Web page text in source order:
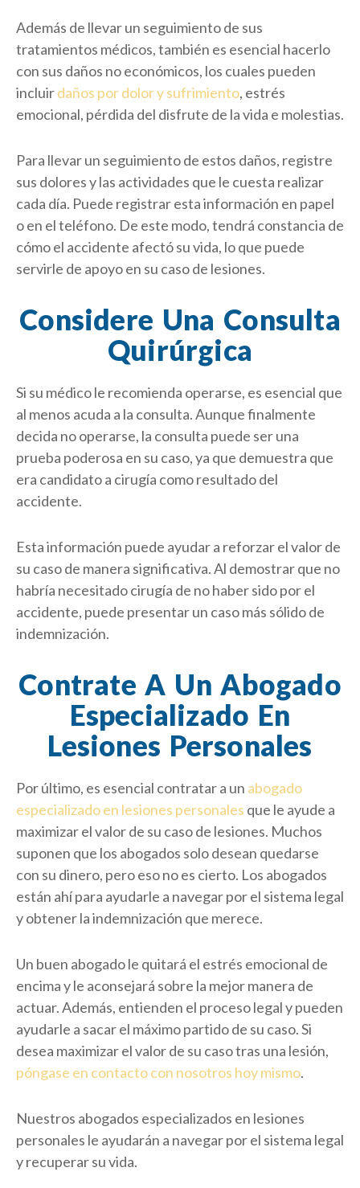
Además de llevar un seguimiento de sus
tratamientos médicos, también es esencial hacerlo
con sus daños no económicos, los cuales pueden
incluirdaños por dolor y sufrimiento, estrés
emocional, pérdida del disfrute de la vida e molestias.
Para llevar un seguimiento de estos daños, registre
sus dolores y las actividades que le cuesta realizar
cada día. Puede registrar esta información en papel
o en el teléfono. De este modo, tendrá constancia de
cómo el accidente afectó su vida, lo que puede
servirle de apoyo en su caso de lesiones.
Considere Una Consulta
Quirúrgica
Si su médico le recomienda operarse, es esencial que
al menos acuda a la consulta. Aunque finalmente
decida no operarse, la consulta puede ser una
prueba poderosa en su caso, ya que demuestra que
era candidato a cirugía como resultado del
accidente.
Esta información puede ayudar a reforzar el valor de
su caso de manera significativa. Al demostrar que no
habría necesitado cirugía de no haber sido por el
accidente, puede presentar un caso más sólido de
indemnización.
Contrate A Un Abogado
Especializado En
Lesiones Personales
Por último, es esencial contratar a un abogado
especializado en lesiones personales que le ayude a
maximizar el valor de su caso de lesiones. Muchos
suponen que los abogados solo desean quedarse
con su dinero, pero eso no es cierto. Los abogados
están ahí para ayudarle a navegar por el sistema legal
y obtener la indemnización que merece.
Un buen abogado le quitará el estrés emocional de
encima y le aconsejará sobre la mejor manera de
actuar. Además, entienden el proceso legal y pueden
ayudarle a sacar el máximo partido de su caso. Si
desea maximizar el valor de su caso tras una lesión,
póngase en contacto con nosotros hoy mismo.
Nuestros abogados especializados en lesiones
personales le ayudarán a navegar por el sistema legal
y recuperar su vida.